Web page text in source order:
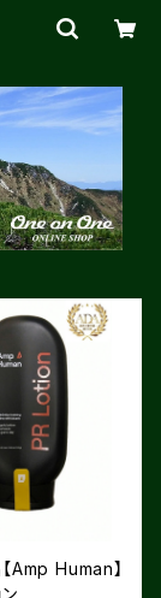
Amp Human】